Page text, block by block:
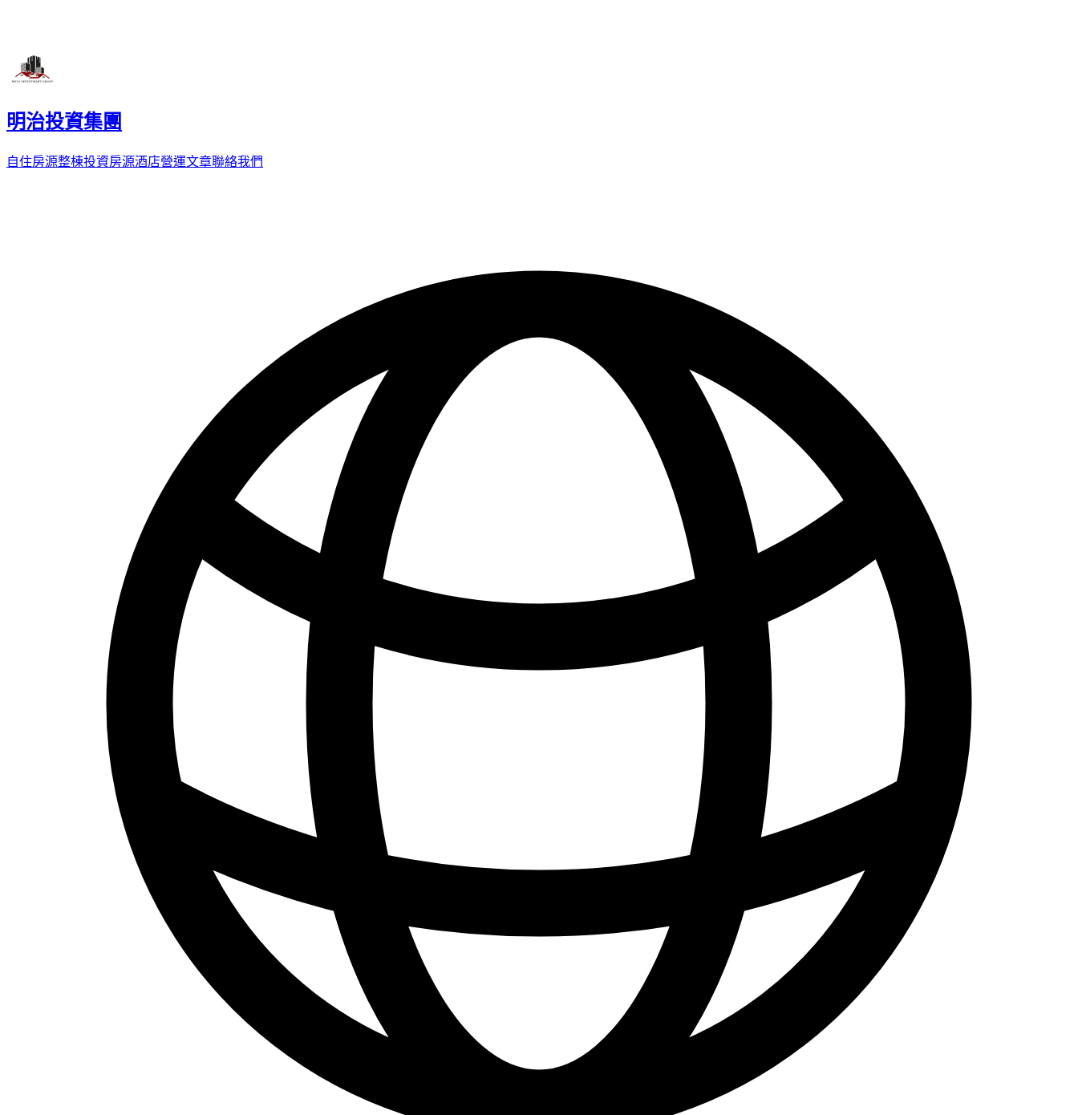
明治投資集團
自住房源整棟投資房源酒店營運文章聯絡我們